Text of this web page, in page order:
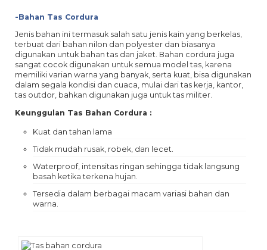
-Bahan Tas Cordura
Jenis bahan ini termasuk salah satu jenis kain yang berkelas,
terbuat dari bahan nilon dan polyester dan biasanya
digunakan untuk bahan tas dan jaket. Bahan cordura juga
sangat cocok digunakan untuk semua model tas, karena
memiliki varian warna yang banyak, serta kuat, bisa digunakan
dalam segala kondisi dan cuaca, mulai dari tas kerja, kantor,
tas outdor, bahkan digunakan juga untuk tas militer.
Keunggulan Tas Bahan Cordura :
Kuat dan tahan lama
Tidak mudah rusak, robek, dan lecet.
Waterproof, intensitas ringan sehingga tidak langsung
basah ketika terkena hujan.
Tersedia dalam berbagai macam variasi bahan dan
warna.